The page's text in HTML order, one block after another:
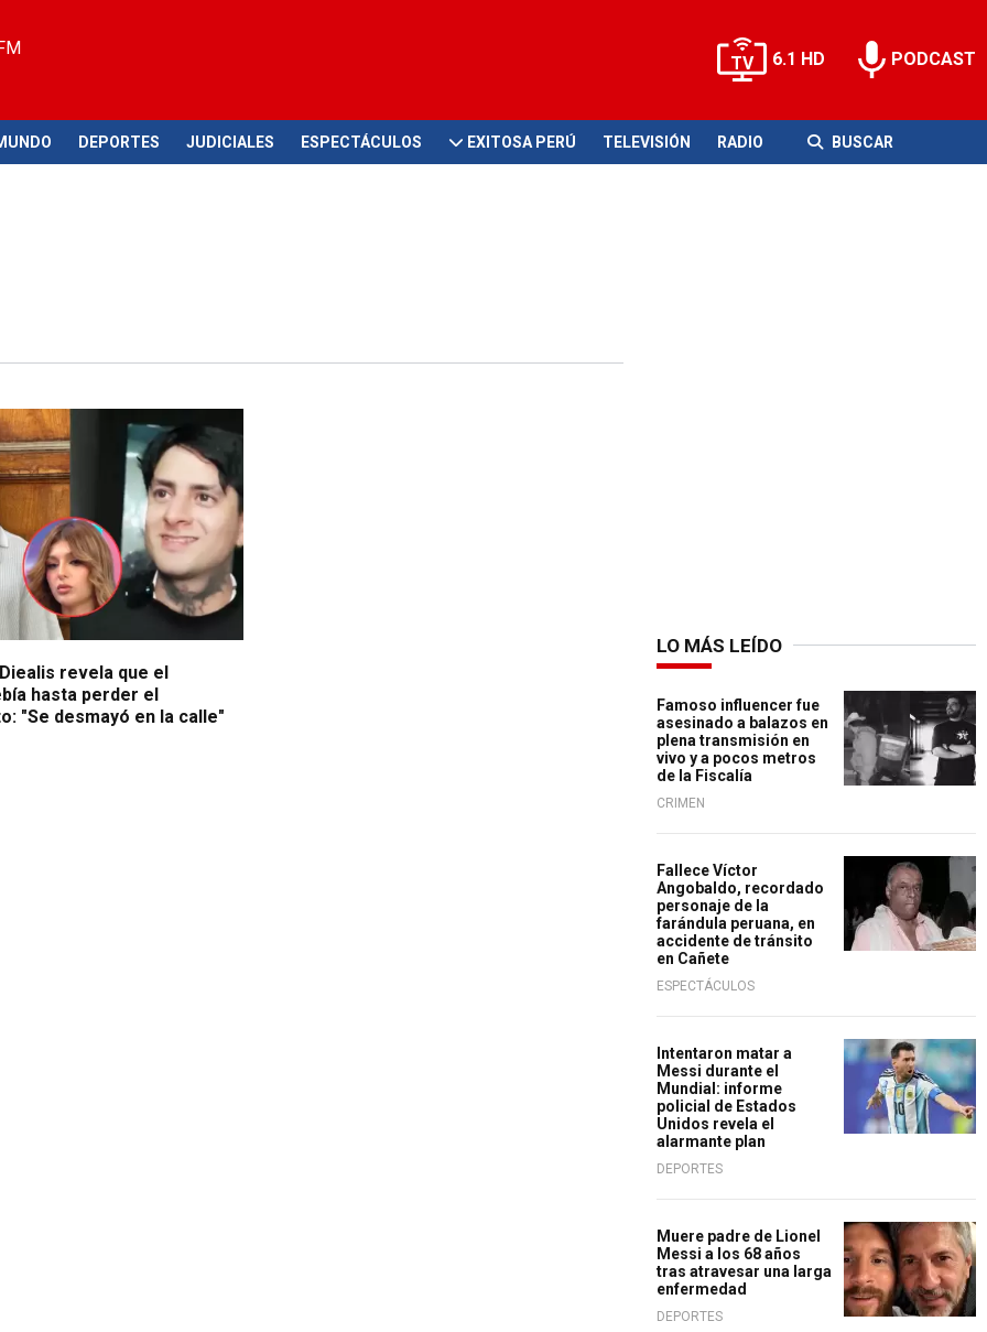
6.1 HD PODCAST
DEPORTES JUDICIALES ESPECTÁCULOS EXITOSA PERÚ TELEVISIÓN RADIO BUSCAR
revela que el
hasta perder el
"Se desmayó en la calle"
LO MÁS LEÍDO
Famoso influencer fue
asesinado a balazos en
plena transmisión en
vivo y a pocos metros
de la Fiscalía
CRIMEN
Fallece Víctor
Angobaldo, recordado
personaje de la
farándula peruana, en
accidente de tránsito
en Cañete
ESPECTÁCULOS
Intentaron matar a
Messi durante el
Mundial: informe
policial de Estados
Unidos revela el
alarmante plan
DEPORTES
Muere padre de Lionel
Messi a los 68 años
tras atravesar una larga
enfermedad
DEPORTES